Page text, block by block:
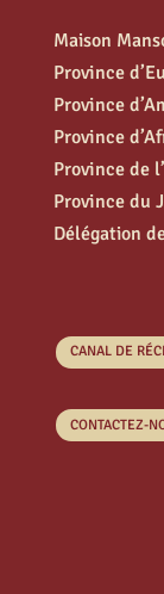
Maison
Province
Province
Province
Province de
Province du
Délégation
CANAL DE
CONTACTEZ-